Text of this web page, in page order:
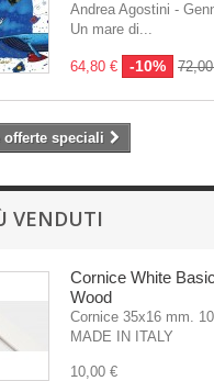
Andrea Agostini -
Un mare di...
64,80 € -10%
offerte speciali
VENDUTI
Cornice White Basic
Wood
Cornice 35x16 mm.
MADE IN ITALY
10,00 €